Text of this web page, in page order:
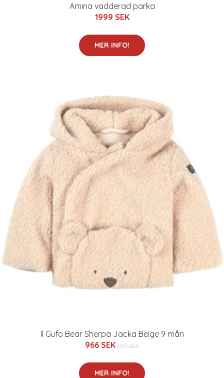
Amina vadderad parka
1999 SEK
MER INFO!
Il Gufo Bear Sherpa Jacka Beige 9 mån
966 SEK 1611 SEK
MER INFO!